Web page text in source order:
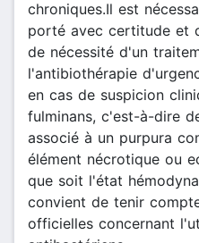
chroniques.Il est
porté avec certitude et
de nécessité d'un
l'antibiothérapie
en cas de suspicion
fulminans, c'est-à-dire
associé à un purpura
élément nécrotique ou
que soit l'état
convient de tenir
officielles concernant